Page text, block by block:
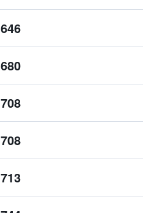
646 ﷼
680 ﷼
708 ﷼
708 ﷼
713 ﷼